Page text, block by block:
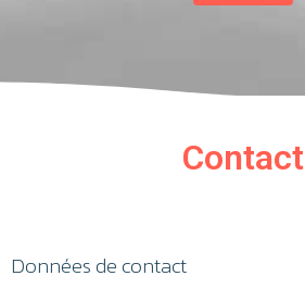
Contact
Données de contact